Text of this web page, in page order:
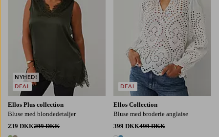
Ellos Plus collection
Bluse med blondedetaljer
239 DKK299 DKK
NYHED!
DEAL
Ellos Collection
Bluse med broderie anglaise
399 DKK499 DKK
DEAL